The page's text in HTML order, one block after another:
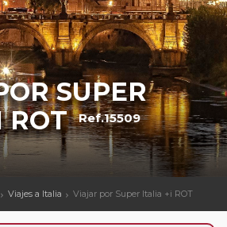
SUPER
ROT Ref.15509
Viajes a Italia Viajar por Super Italia +i ROT